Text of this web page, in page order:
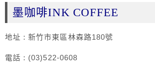
墨咖啡INK COFFEE
地址 : 新竹市東區林森路180號
電話 : (03)522-0608